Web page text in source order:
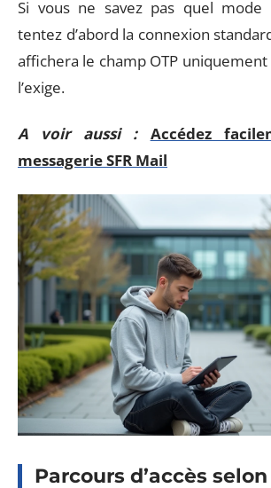
Si vous ne savez pas quel mode
tentez d’abord la connexion
affichera le champ OTP
l’exige.
A voir aussi :
Accédez
messagerie SFR Mail
Parcours d’accès